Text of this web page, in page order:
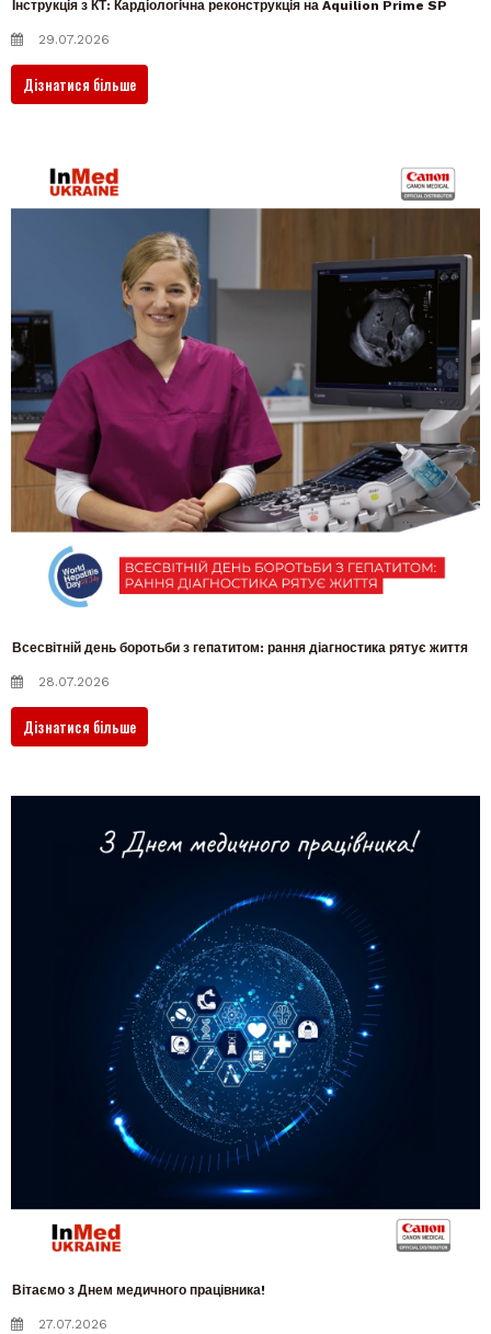
Інструкція з КТ: Кардіологічна реконструкція на Aquilion Prime SP
29.07.2026
Дізнатися більше
Всесвітній день боротьби з гепатитом: рання діагностика рятує життя
28.07.2026
Дізнатися більше
Вітаємо з Днем медичного працівника!
27.07.2026